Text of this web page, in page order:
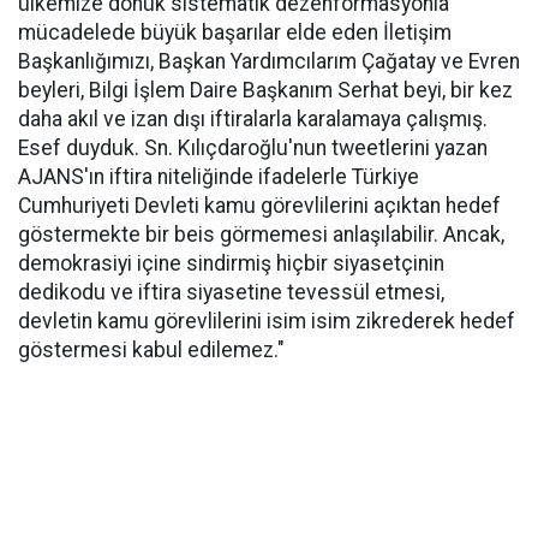
mücadelede büyük başarılar elde eden İletişim
Başkanlığımızı, Başkan Yardımcılarım Çağatay ve Evren
beyleri, Bilgi İşlem Daire Başkanım Serhat beyi, bir kez
daha akıl ve izan dışı iftiralarla karalamaya çalışmış.
Esef duyduk. Sn. Kılıçdaroğlu'nun tweetlerini yazan
AJANS'ın iftira niteliğinde ifadelerle Türkiye
Cumhuriyeti Devleti kamu görevlilerini açıktan hedef
göstermekte bir beis görmemesi anlaşılabilir. Ancak,
demokrasiyi içine sindirmiş hiçbir siyasetçinin
dedikodu ve iftira siyasetine tevessül etmesi,
devletin kamu görevlilerini isim isim zikrederek hedef
göstermesi kabul edilemez."